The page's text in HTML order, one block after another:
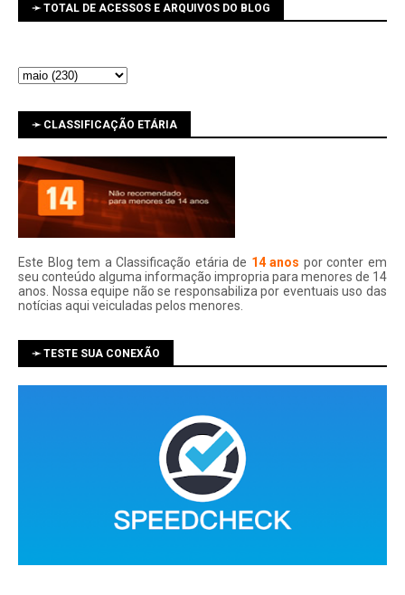
➛ TOTAL DE ACESSOS E ARQUIVOS DO BLOG
➛ CLASSIFICAÇÃO ETÁRIA
Este Blog tem a Classificação etária de 14 anos por conter em
seu conteúdo alguma informação impropria para menores de 14
anos. Nossa equipe não se responsabiliza por eventuais uso das
notí­cias aqui veiculadas pelos menores.
➛ TESTE SUA CONEXÃO